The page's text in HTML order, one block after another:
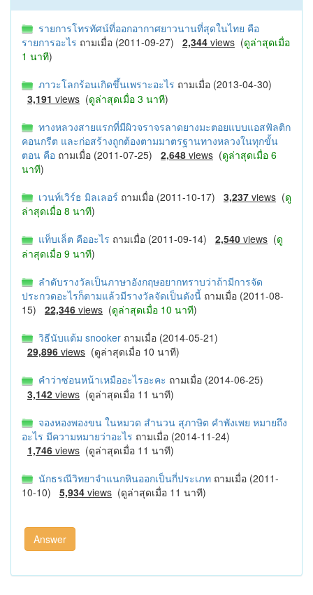
รายการโทรทัศน์ที่ออกอากาศยาวนานที่สุดในไทย คือ
รายการอะไร ถามเมื่อ (2011-09-27) 2,344 views (ดูล่าสุดเมื่อ
1 นาที)
ภาวะโลกร้อนเกิดขึ้นเพราะอะไร ถามเมื่อ (2013-04-30)
3,191 views (ดูล่าสุดเมื่อ 3 นาที)
ทางหลวงสายแรกที่มีผิวจราจรลาดยางมะตอยแบบแอสฟัลติก
คอนกรีต และก่อสร้างถูกต้องตามมาตรฐานทางหลวงในทุกขั้น
ตอน คือ ถามเมื่อ (2011-07-25) 2,648 views (ดูล่าสุดเมื่อ 6
นาที)
เวนท์เวิร์ธ มิลเลอร์ ถามเมื่อ (2011-10-17) 3,237 views (ดู
ล่าสุดเมื่อ 8 นาที)
แท็บเล็ต คืออะไร ถามเมื่อ (2011-09-14) 2,540 views (ดู
ล่าสุดเมื่อ 9 นาที)
ลำดับรางวัลเป็นภาษาอังกฤษอยากทราบว่าถ้ามีการจัด
ประกวดอะไรก็ตามแล้วมีรางวัลจัดเป็นดังนี้ ถามเมื่อ (2011-08-
15) 22,346 views (ดูล่าสุดเมื่อ 10 นาที)
วิธีนับแต้ม snooker ถามเมื่อ (2014-05-21)
29,896 views (ดูล่าสุดเมื่อ 10 นาที)
คำว่าซ่อนหน้าเหมืออะไรอะคะ ถามเมื่อ (2014-06-25)
3,142 views (ดูล่าสุดเมื่อ 11 นาที)
จองหองพองขน ในหมวด สำนวน สุภาษิต คำพังเพย หมายถึง
อะไร มีความหมายว่าอะไร ถามเมื่อ (2014-11-24)
1,746 views (ดูล่าสุดเมื่อ 11 นาที)
นักธรณีวิทยาจำแนกหินออกเป็นกี่ประเภท ถามเมื่อ (2011-
10-10) 5,934 views (ดูล่าสุดเมื่อ 11 นาที)